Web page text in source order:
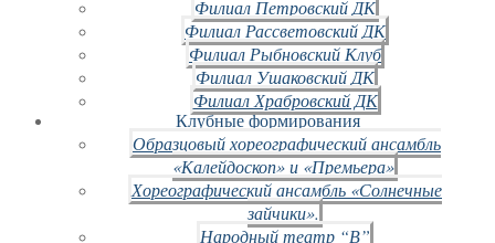
Филиал Петровский ДК
Филиал Рассветовский ДК
Филиал Рыбновский Клуб
Филиал Ушаковский ДК
Филиал Храбровский ДК
Клубные формирования
Образцовый хореографический ансамбль
«Калейдоскоп» и «Премьера»
Хореографический ансамбль «Солнечные
зайчики».
Народный театр “В”